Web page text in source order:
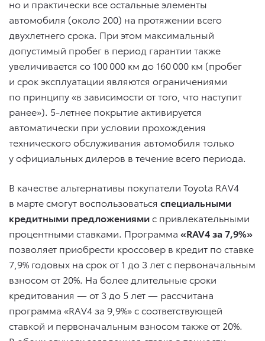
но и практически все остальные элементы
автомобиля (около 200) на протяжении всего
двухлетнего срока. При этом максимальный
допустимый пробег в период гарантии также
увеличивается со 100 000 км до 160 000 км (пробег
и срок эксплуатации являются ограничениями
по принципу «в зависимости от того, что наступит
ранее»). 5-летнее покрытие активируется
автоматически при условии прохождения
технического обслуживания автомобиля только
у официальных дилеров в течение всего периода.
В качестве альтернативы покупатели Toyota RAV4
в марте смогут воспользоваться специальными
кредитными предложениямис привлекательными
процентными ставками. Программа «RAV4 за 7,9%»
позволяет приобрести кроссовер в кредит по ставке
7,9% годовых на срок от 1 до 3 лет с первоначальным
взносом от 20%. На более длительные сроки
кредитования — от 3 до 5 лет — рассчитана
программа «RAV4 за 9,9%» с соответствующей
ставкой и первоначальным взносом также от 20%.